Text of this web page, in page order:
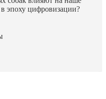
эпоху цифровизации?